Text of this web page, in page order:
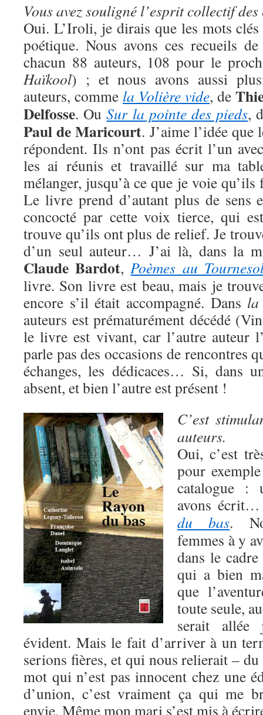
Vous avez souligné l’esprit collectif
Oui. L’Iroli, je dirais que les mots
poétique. Nous avons ces recueils
chacun 88 auteurs, 108 pour le
Haïkool) ; et nous avons aussi
auteurs, comme la Volière vide, de
Delfosse. OuSur la pointe des pieds,
Paul de Maricourt. J’aime l’idée
répondent. Ils n’ont pas écrit l’un
les ai réunis et travaillé sur ma
mélanger, jusqu’à ce que je voie
Le livre prend d’autant plus de sens
concocté par cette voix tierce, qui
trouve qu’ils ont plus de relief. Je
d’un seul auteur… J’ai là, dans la
Claude Bardot,Poèmes au
livre. Son livre est beau, mais je
encore s’il était accompagné. Dans la
auteurs est prématurément décédé
le livre est vivant, car l’autre auteur
parle pas des occasions de rencontres
échanges, les dédicaces… Si, dans
absent, et bien l’autre est présent !
C’est
auteurs.
Oui, c’est
pour
catalogue :
avons
du bas.
femmes à y
dans le
qui a bien
que
toute seule,
serait allée
évident. Mais le fait d’arriver à un
serions fières, et qui nous relierait –
mot qui n’est pas innocent chez une
d’union, c’est vraiment ça qui me
envie. Même mon mari s’est mis à